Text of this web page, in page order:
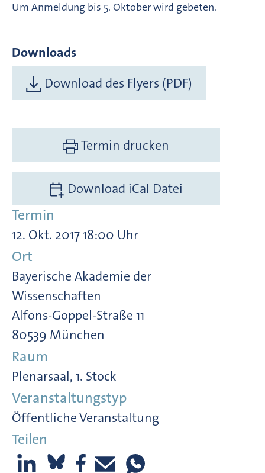
Um Anmeldung bis 5. Oktober wird gebeten.
Downloads
Download des Flyers (PDF)
Termin drucken
Download iCal Datei
Termin
12. Okt. 2017 18:00 Uhr
Ort
Bayerische Akademie der
Wissenschaften
Alfons-Goppel-Straße 11
80539 München
Raum
Plenarsaal, 1. Stock
Veranstaltungstyp
Öffentliche Veranstaltung
Teilen